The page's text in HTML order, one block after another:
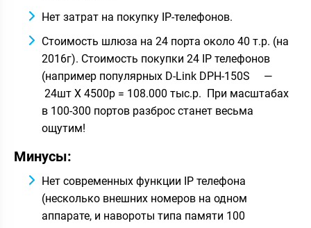
Нет затрат на покупку IP-телефонов.
Стоимость шлюза на 24 порта около 40 т.р. (на
2016г). Стоимость покупки 24 IP телефонов
(например популярных D-Link DPH-150S —
24шт Х 4500р = 108.000 тыс.р. При масштабах
в 100-300 портов разброс станет весьма
ощутим!
Минусы:
Нет современных функции IP телефона
(несколько внешних номеров на одном
аппарате, и навороты типа памяти 100